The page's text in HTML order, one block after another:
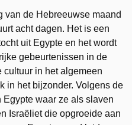
van de Hebreeuwse maand
acht dagen. Het is een
uit Egypte en het wordt
gebeurtenissen in de
in het algemeen
in het bijzonder. Volgens de
waar ze als slaven
Israëliet die opgroeide aan